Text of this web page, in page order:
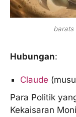
barats
Hubungan:
Claude
Para Politik
Kekaisaran